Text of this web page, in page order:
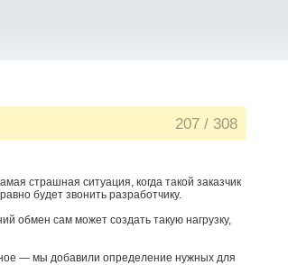
207 / 308
страшная ситуация, когда такой заказчик
будет звонить разработчику.
обмен сам может создать такую нагрузку,
— мы добавили определение нужных для